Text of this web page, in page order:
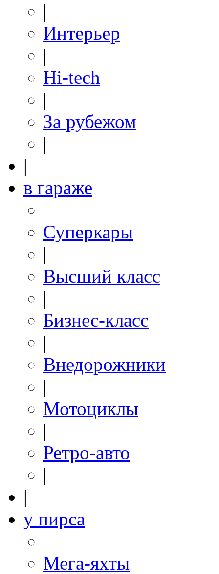
|
Интерьер
|
Hi-tech
|
За рубежом
|
|
в гараже
Суперкары
|
Высший класс
|
Бизнес-класс
|
Внедорожники
|
Мотоциклы
|
Ретро-авто
|
|
у пирса
Мега-яхты